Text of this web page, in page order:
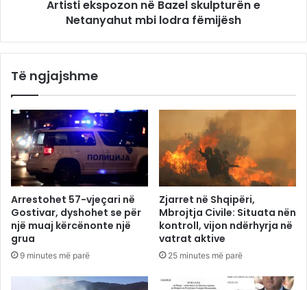
Artisti ekspozon në Bazel skulpturën e
Netanyahut mbi lodra fëmijësh
Të ngjajshme
Arrestohet 57-vjeçari në
Gostivar, dyshohet se për
një muaj kërcënonte një
grua
9 minutes më parë
Zjarret në Shqipëri,
Mbrojtja Civile: Situata nën
kontroll, vijon ndërhyrja në
vatrat aktive
25 minutes më parë